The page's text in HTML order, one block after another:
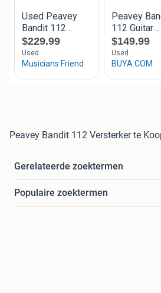
Peavey Bandit 112 Versterker te
Gerelateerde zoektermen
Populaire zoektermen